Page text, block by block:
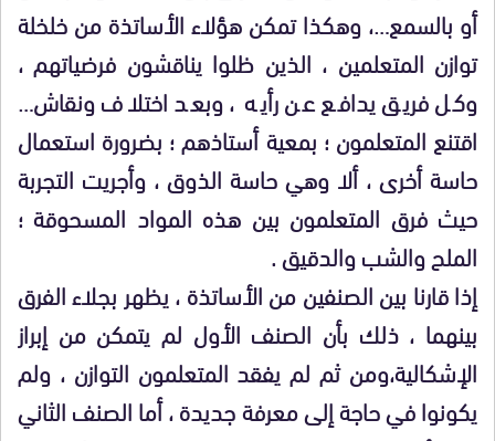
أو بالسمع…، وهكذا تمكن هؤلاء الأساتذة من خلخلة
توازن المتعلمين ، الذين ظلوا يناقشون فرضياتهم ،
وكل فريق يدافع عن رأيه ، وبعد اختلاف ونقاش…
اقتنع المتعلمون ؛ بمعية أستاذهم ؛ بضرورة استعمال
حاسة أخرى ، ألا وهي حاسة الذوق ، وأجريت التجربة
حيث فرق المتعلمون بين هذه المواد المسحوقة ؛
الملح والشب والدقيق .
إذا قارنا بين الصنفين من الأساتذة ، يظهر بجلاء الفرق
بينهما ، ذلك بأن الصنف الأول لم يتمكن من إبراز
الإشكالية،ومن ثم لم يفقد المتعلمون التوازن ، ولم
يكونوا في حاجة إلى معرفة جديدة ، أما الصنف الثاني